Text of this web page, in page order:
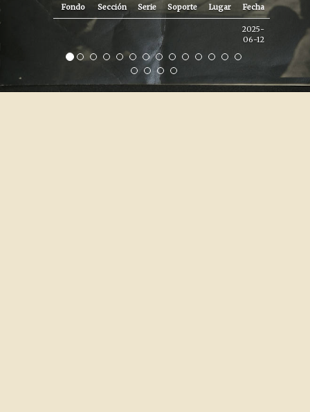
Fondo Sección Serie Soporte Lugar Fecha
2025-
06-12